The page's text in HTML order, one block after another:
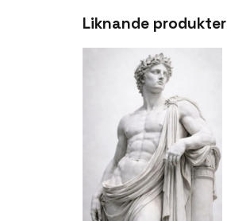
Liknande produkter